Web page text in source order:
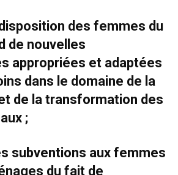
des femmes du
de nouvelles
appropriées et adaptées
dans le domaine de la
de la transformation des
;
subventions aux femmes
du fait de